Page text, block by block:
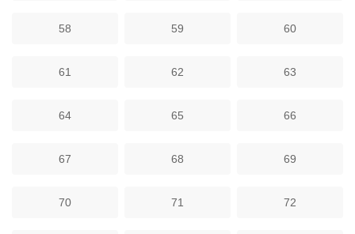
58 59 60
61 62 63
64 65 66
67 68 69
70 71 72